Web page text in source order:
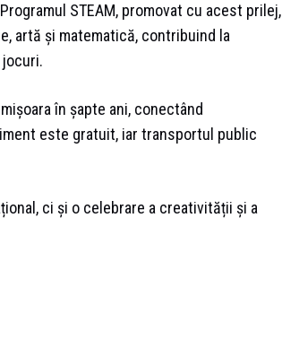
STEAM, promovat cu acest prilej,
artă și matematică, contribuind la
în șapte ani, conectând
este gratuit, iar transportul public
ci și o celebrare a creativității și a